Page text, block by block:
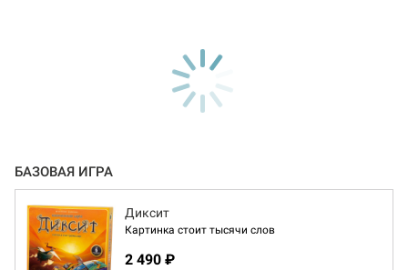
БАЗОВАЯ ИГРА
Диксит
Картинка стоит тысячи слов
2 490 ₽